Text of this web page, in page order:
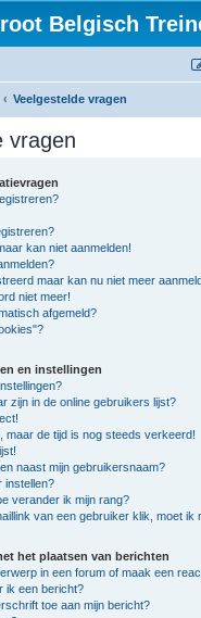
Belgisch
Veelgestelde vragen
vragen
kan niet aanmelden!
maar kan nu niet meer
niet meer!
afgemeld?
en instellingen
zijn in de online gebruikers lijst?
maar de tijd is nog steeds verkeerd!
naast mijn gebruikersnaam?
instellen?
verander ik mijn rang?
van een gebruiker klik, moet ik
het plaatsen van berichten
in een forum of maak een
ik een bericht?
toe aan mijn bericht?